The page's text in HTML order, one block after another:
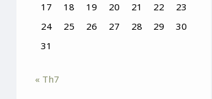
17
18 19 20 21 22
23
24
25 26 27 28 29
30
31
« Th7